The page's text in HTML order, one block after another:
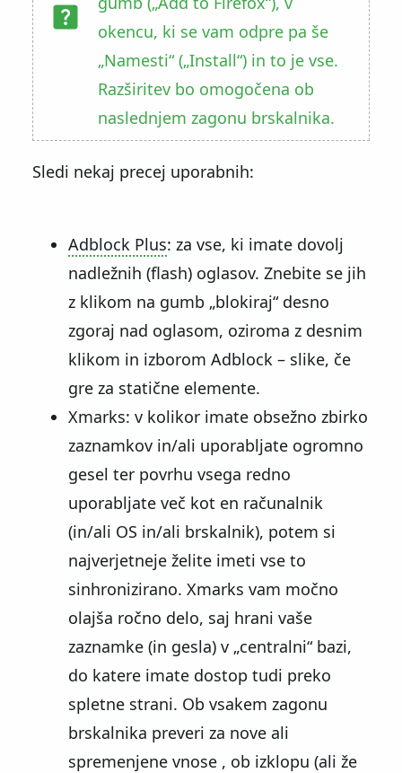
okencu, ki se vam odpre pa še
Namesti ( Install ) in to je vse.
Razširitev bo omogočena ob
naslednjem zagonu brskalnika.
Sledi nekaj precej uporabnih:
Adblock Plus: za vse, ki imate dovolj
nadležnih (flash) oglasov. Znebite se jih
z klikom na gumb blokiraj desno
zgoraj nad oglasom, oziroma z desnim
klikom in izborom Adblock – slike, če
gre za statične elemente.
Xmarks: v kolikor imate obsežno zbirko
zaznamkov in/ali uporabljate ogromno
gesel ter povrhu vsega redno
uporabljate več kot en računalnik
(in/ali OS in/ali brskalnik), potem si
najverjetneje želite imeti vse to
sinhronizirano. Xmarks vam močno
olajša ročno delo, saj hrani vaše
zaznamke (in gesla) v „centralni“ bazi,
do katere imate dostop tudi preko
spletne strani. Ob vsakem zagonu
brskalnika preveri za nove ali
spremenjene vnose , ob izklopu (ali že